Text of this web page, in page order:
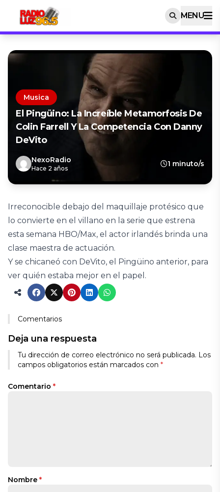
MENU
Musica
El Pingüino: La Increíble Metamorfosis De
Colin Farrell Y La Competencia Con Danny
DeVito
NexoRadio
Hace 2 años
1 minuto/s
Irreconocible debajo del maquillaje protésico que
lo convierte en el villano en la serie que estrena
esta semana HBO/Max, el actor irlandés brinda una
clase maestra de actuación.
Y se chicaneó con DeVito, el Pingüino anterior, para
ver quién estaba mejor en el papel.
Comentarios
Deja una respuesta
Tu dirección de correo electrónico no será publicada. Los
campos obligatorios están marcados con *
Comentario *
Nombre *